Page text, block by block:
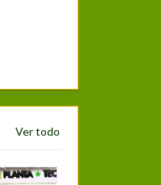
Ver todo